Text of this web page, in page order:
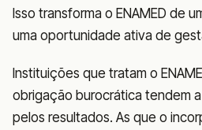
Isso transforma o ENAMED de
uma oportunidade ativa de
Instituições que tratam o
obrigação burocrática tendem
pelos resultados. As que o